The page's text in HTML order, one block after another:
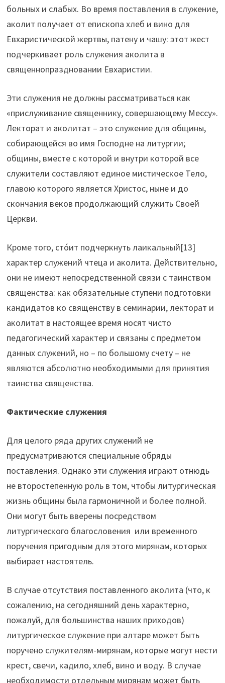
больных и слабых. Во время поставления в служение,
аколит получает от епископа хлеб и вино для
Евхаристической жертвы, патену и чашу: этот жест
подчеркивает роль служения аколита в
священнопраздновании Евхаристии.
Эти служения не должны рассматриваться как
«прислуживание священнику, совершающему Мессу».
Лекторат и аколитат – это служение для общины,
собирающейся во имя Господне на литургии;
общины, вместе с которой и внутри которой все
служители составляют единое мистическое Тело,
главою которого является Христос, ныне и до
скончания веков продолжающий служить Своей
Церкви.
Кроме того, стóит подчеркнуть лаикальный[13]
характер служений чтеца и аколита. Действительно,
они не имеют непосредственной связи с таинством
священства: как обязательные ступени подготовки
кандидатов ко священству в семинарии, лекторат и
аколитат в настоящее время носят чисто
педагогический характер и связаны с предметом
данных служений, но – по большому счету – не
являются абсолютно необходимыми для принятия
таинства священства.
Фактические служения
Для целого ряда других служений не
предусматриваются специальные обряды
поставления. Однако эти служения играют отнюдь
не второстепенную роль в том, чтобы литургическая
жизнь общины была гармоничной и более полной.
Они могут быть вверены посредством
литургического благословения или временного
поручения пригодным для этого мирянам, которых
выбирает настоятель.
В случае отсутствия поставленного аколита (что, к
сожалению, на сегодняшний день характерно,
пожалуй, для большинства наших приходов)
литургическое служение при алтаре может быть
поручено служителям-мирянам, которые могут нести
крест, свечи, кадило, хлеб, вино и воду. В случае
необходимости отдельным мирянам может быть